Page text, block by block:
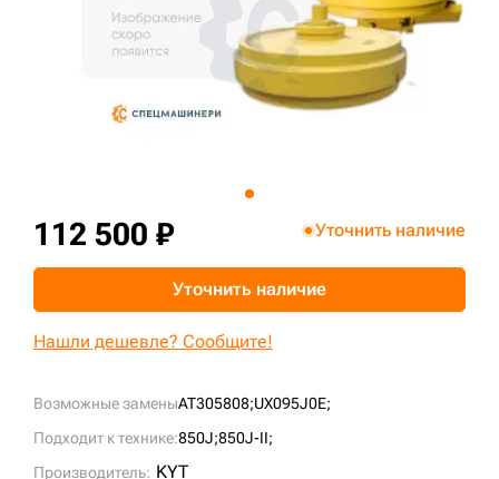
Возможные заменыAT305808;UX095J0E;
Подходит к технике:850J;850J-II;
Производитель: KYT
112 500 ₽ Уточнить наличие
Уточнить наличие
Нашли дешевле? Сообщите!
3D тур по складам
sksale@skdst.ru